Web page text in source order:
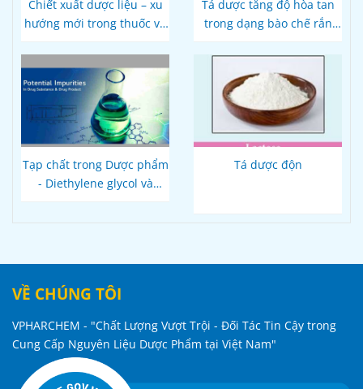
Chiết xuất dược liệu – xu
hướng mới trong thuốc và
Tá dược tăng độ hòa tan
trong dạng bào chế rắn
Tạp chất trong Dược phẩm
- Diethylene glycol và
sản phẩm đường uống
Tá dược độn
VỀ CHÚNG TÔI
VPHARCHEM - "Chất Lượng Vượt Trội - Đối Tác Tin Cậy trong
Cung Cấp Nguyên Liệu Dược Phẩm tại Việt Nam"